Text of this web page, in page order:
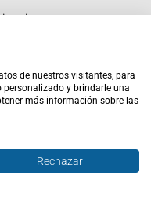
y
en pleno centro de
entre 2019 y 2020,
paneles de
como inquilino
rentabilidad bruta del
la privacidad del
de nuestros visitantes, para
y brindarle una
más información sobre las
Rechazar